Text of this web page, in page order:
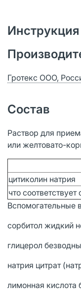
Гротекс ООО,
Состав
Раствор для
или желтовато-
цитиколин натрия
что
Вспомогательные
сорбитол жидкий
глицерол
натрия цитрат
лимонная кислота